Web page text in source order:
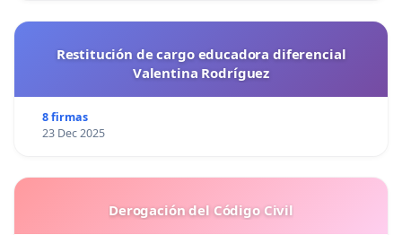
Restitución de cargo educadora diferencial
Valentina Rodríguez
8 firmas
23 Dec 2025
Derogación del Código Civil